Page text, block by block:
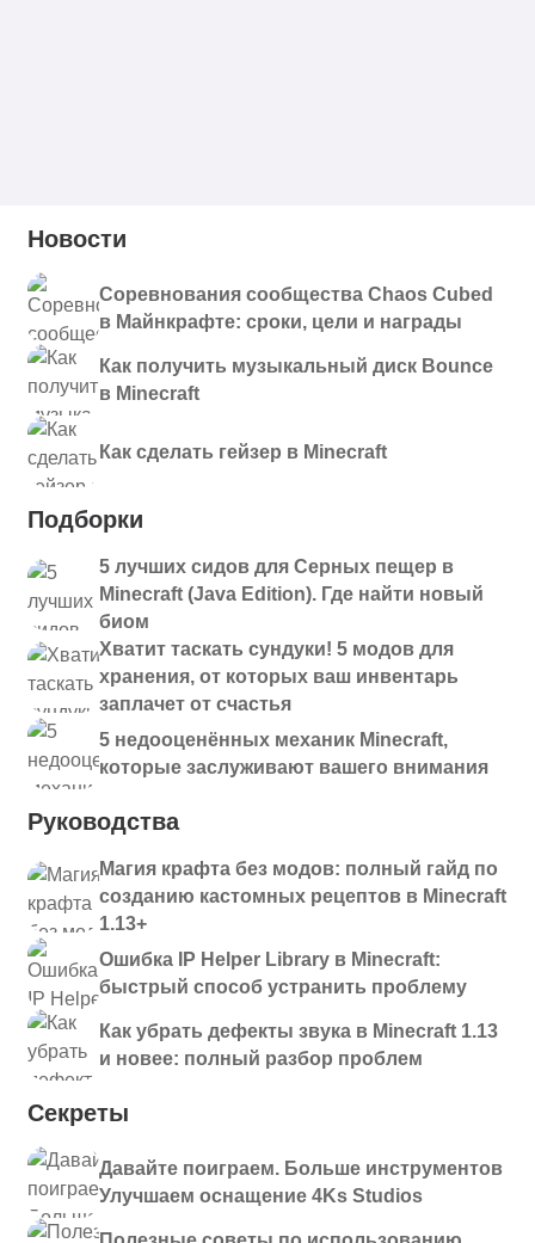
Новости
Соревнования сообщества Chaos Cubed
в Майнкрафте: сроки, цели и награды
Как получить музыкальный диск Bounce
в Minecraft
Как сделать гейзер в Minecraft
Подборки
5 лучших сидов для Серных пещер в
Minecraft (Java Edition). Где найти новый
биом
Хватит таскать сундуки! 5 модов для
хранения, от которых ваш инвентарь
заплачет от счастья
5 недооценённых механик Minecraft,
которые заслуживают вашего внимания
Руководства
Магия крафта без модов: полный гайд по
созданию кастомных рецептов в Minecraft
1.13+
Ошибка IP Helper Library в Minecraft:
быстрый способ устранить проблему
Как убрать дефекты звука в Minecraft 1.13
и новее: полный разбор проблем
Секреты
Давайте поиграем. Больше инструментов
Улучшаем оснащение 4Ks Studios